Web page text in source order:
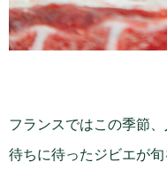
フランスではこの季節
待ちに待ったジビエが旬